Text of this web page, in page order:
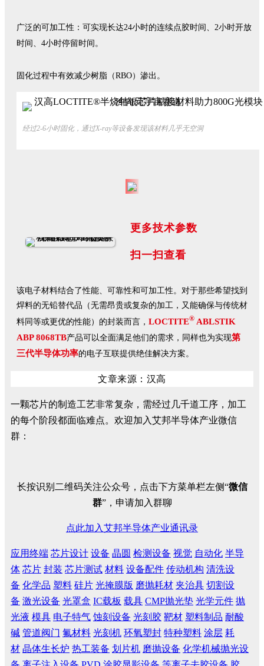
广泛的可加工性：可实现长达24小时的连续点胶时间、2小时开放
时间、4小时停留时间。
固化过程中有效减少树脂（RBO）渗出。
经过2-6小时固化，通过X-ray等设备发现该材料几乎无空洞
更多技术参数
扫一扫查看
该电子材料结合了性能、可靠性和可加工性。对于那些希望找到
焊料的无铅替代品（无需昂贵或复杂的加工，又能确保与传统材
料同等或更优的性能）的封装而言， LOCTITE® ABLSTIK
ABP 8068TB产品可以全面满足他们的需求，同样也为实现第
三代半导体功率的电子互联提供绝佳解决方案。
文章来源：汉高
一颗芯片的制造工艺非常复杂，需经过几千道工序，加工
的每个阶段都面临难点。欢迎加入艾邦半导体产业微信
群：
长按识别二维码关注公众号，点击下方菜单栏左侧“微信
群”，申请加入群聊
点此加入艾邦半导体产业通讯录
应用终端 芯片设计 设备 晶圆 检测设备 视觉 自动化 半导
体 芯片 封装 芯片测试 材料 设备配件 传动机构 清洗设
备 化学品 塑料 硅片 光掩膜版 磨抛耗材 夹治具 切割设
备 激光设备 光罩盒 IC载板 载具 CMP抛光垫 光学元件 抛
光液 模具 电子特气 蚀刻设备 光刻胶 靶材 塑料制品 耐酸
碱 管道阀门 氟材料 光刻机 环氧塑封 特种塑料 涂层 耗
材 晶体生长炉 热工装备 划片机 磨抛设备 化学机械抛光设